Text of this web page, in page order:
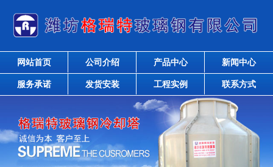
网站首页 公司介绍 产品中心 新闻中心
服务承诺 发货安装 工程实例 联系方式